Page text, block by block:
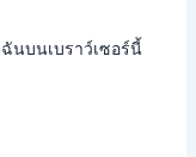
นบนเบราว์เซอร์นี้